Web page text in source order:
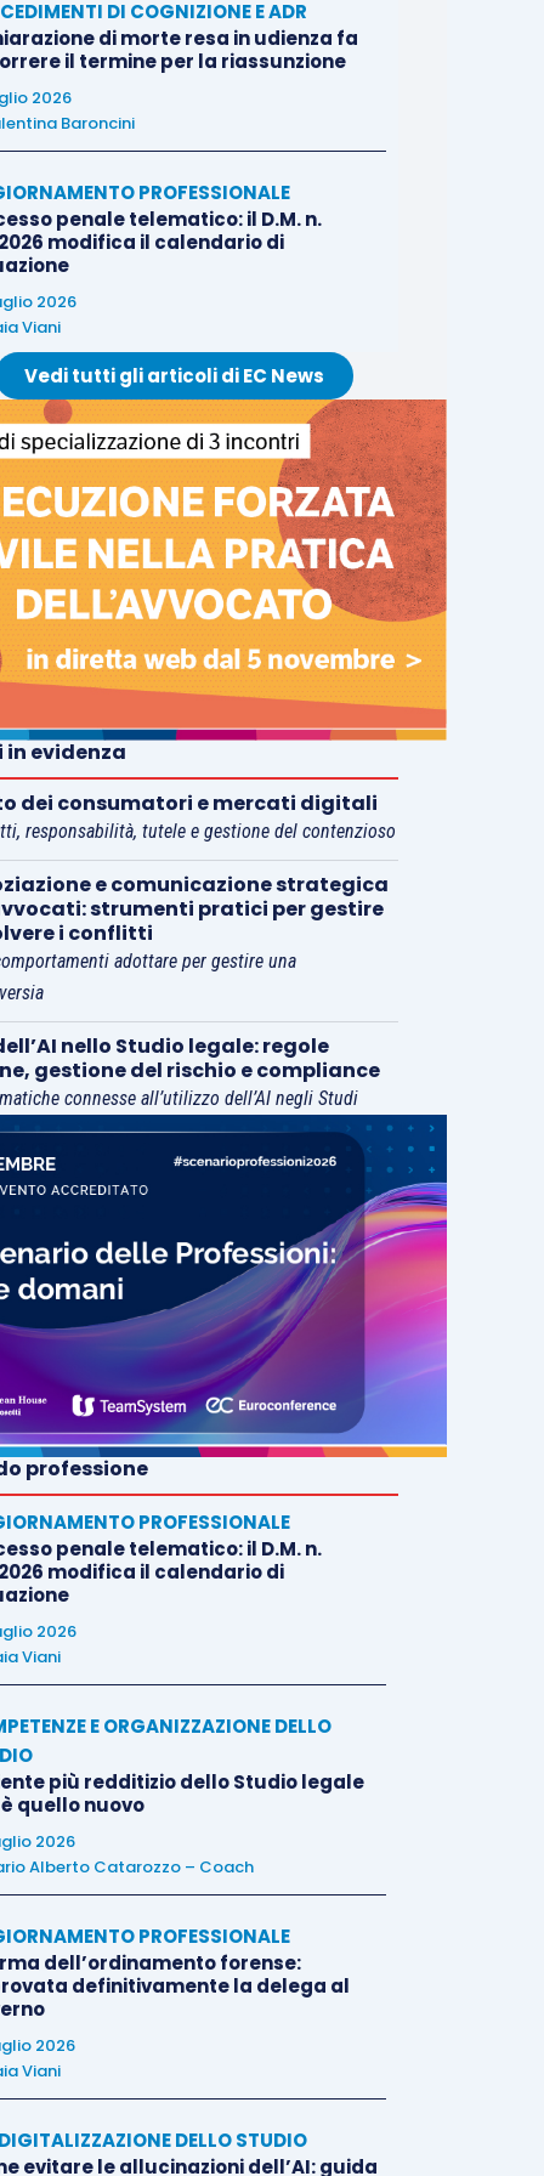
DI COGNIZIONE E ADR
di morte resa in udienza fa
il termine per la riassunzione
2026
Baroncini
PROFESSIONALE
penale telematico: il D.M. n.
modifica il calendario di
2026
Viani
Vedi tutti gli articoli di EC News
in evidenza
dei consumatori e mercati digitali
responsabilità, tutele e gestione del contenzioso
e comunicazione strategica
strumenti pratici per gestire
i conflitti
adottare per gestire una
nello Studio legale: regole
gestione del rischio e compliance
connesse all’utilizzo dell’AI negli Studi
professione
PROFESSIONALE
penale telematico: il D.M. n.
modifica il calendario di
2026
Viani
E ORGANIZZAZIONE DELLO
più redditizio dello Studio legale
quello nuovo
2026
Alberto Catarozzo – Coach
PROFESSIONALE
dell’ordinamento forense:
definitivamente la delega al
2026
Viani
DELLO STUDIO
evitare le allucinazioni dell’AI: guida